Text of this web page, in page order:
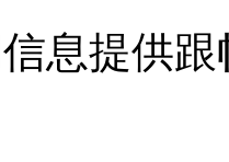
信息提供